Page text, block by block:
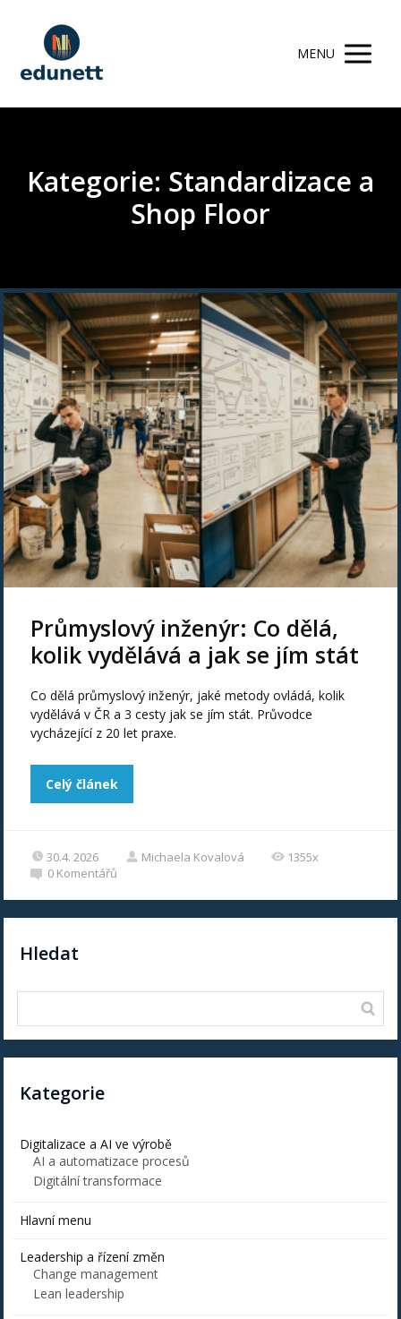
MENU
Kategorie: Standardizace a
Shop Floor
Průmyslový inženýr: Co dělá,
kolik vydělává a jak se jím stát
Co dělá průmyslový inženýr, jaké metody ovládá, kolik
vydělává v ČR a 3 cesty jak se jím stát. Průvodce
vycházející z 20 let praxe.
Celý článek
30.4. 2026 Michaela Kovalová
1355x
0 Komentářů
Hledat
Kategorie
Digitalizace a AI ve výrobě
AI a automatizace procesů
Digitální transformace
Hlavní menu
Leadership a řízení změn
Change management
Lean leadership